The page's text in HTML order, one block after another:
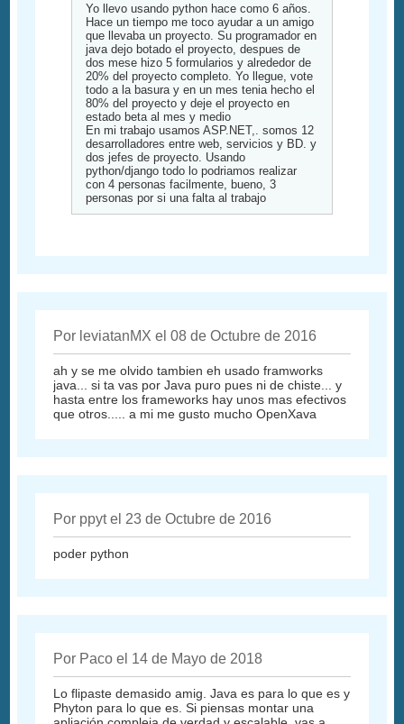
Yo llevo usando python hace como 6 años.
Hace un tiempo me toco ayudar a un amigo
que llevaba un proyecto. Su programador en
java dejo botado el proyecto, despues de
dos mese hizo 5 formularios y alrededor de
20% del proyecto completo. Yo llegue, vote
todo a la basura y en un mes tenia hecho el
80% del proyecto y deje el proyecto en
estado beta al mes y medio
En mi trabajo usamos ASP.NET,. somos 12
desarrolladores entre web, servicios y BD. y
dos jefes de proyecto. Usando
python/django todo lo podriamos realizar
con 4 personas facilmente, bueno, 3
personas por si una falta al trabajo
Por leviatanMX el 08 de Octubre de 2016
ah y se me olvido tambien eh usado framworks
java... si ta vas por Java puro pues ni de chiste... y
hasta entre los frameworks hay unos mas efectivos
que otros..... a mi me gusto mucho OpenXava
Por ppyt el 23 de Octubre de 2016
poder python
Por Paco el 14 de Mayo de 2018
Lo flipaste demasido amig. Java es para lo que es y
Phyton para lo que es. Si piensas montar una